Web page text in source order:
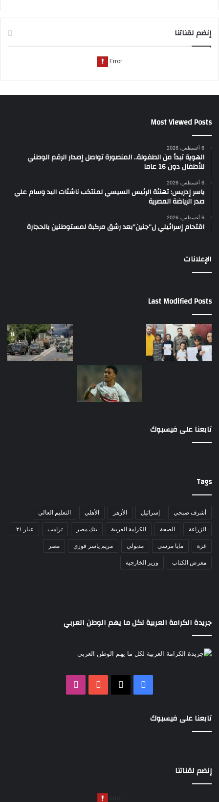
إنضم لقناتنا
Most Viewed Posts
6 أغسطس، 2026
الهوية تبدأ من الطفولة.. المنصورة تواصل إصدار الرقم الوطني
للأطفال دون 16 عاما
6 أغسطس، 2026
ياسر إدريس: تهنئة الرئيس السيسي لمنتخب ناشئات اليد وسام علي
صدر الرياضة المصرية
6 أغسطس، 2026
اقتحام إسرائيلي ل”جنين”بعد رشق مركبة لمستوطنين بالحجارة
الإعلانات
Last Modified Posts
تابعنا على فيسبوك
Tags
أشرف صبحي إسرائيل الأزهر الأهلي التعليم العالي
الزراعة الصحة الكرامة العربية بنك مصر ترامب عيار ٢١
غزة مايا مرسي مدبولي مريم ياسر فوزي مصر
معرض الكتاب وزير الخارجية
جريدة الكرامة العربية لكل ما يهم الوطن العربي
فيسبوك ‫YouTube
تابعنا على فيسبوك
إنضم لقناتنا